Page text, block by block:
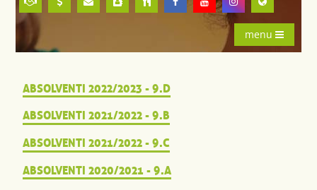
menu
ABSOLVENTI 2022/2023 - 9.D
ABSOLVENTI 2021/2022 - 9.B
ABSOLVENTI 2021/2022 - 9.C
ABSOLVENTI 2020/2021 - 9.A